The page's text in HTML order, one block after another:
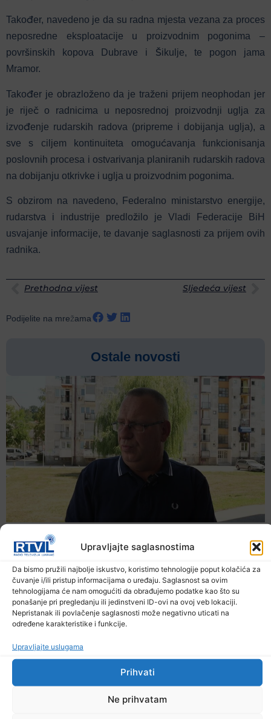
Upravljajte saglasnostima
Da bismo pružili najbolje iskustvo, koristimo tehnologije poput kolačića za
čuvanje i/ili pristup informacijama o uređaju. Saglasnost sa ovim
tehnologijama će nam omogućiti da obrađujemo podatke kao što su
ponašanje pri pregledanju ili jedinstveni ID-ovi na ovoj veb lokaciji.
Nepristanak ili povlačenje saglasnosti može negativno uticati na
određene karakteristike i funkcije.
Upravljajte uslugama
Prihvati
Ne prihvatam
Također, navedeno je da su radna mjesta vezana za proces
neposredne eksploatacije u proizvodnim pogonima –
površinskih kopova Dubrave i Šikulje, te pogon jama
Mramor.
Također je obrazloženo da je traženi prijem neophodan jer
je riječ o radnicima u neposrednoj proizvodnji uglja za
izvođenje rudarskih radova (pripreme i dobijanja uglja), a
sve s ciljem kontinuiteta omogućavanja funkcionisanja
poslovnih procesa i ostvarivanja planiranih rudarskih radova
na dobijanju otkrivke i uglja u proizvodnim pogonima.
S obzirom na navedeno, Federalno ministarstvo energije,
rudarstva i industrije predložilo je Vladi Federacije BiH
usvajanje informacije, te davanje saglasnosti za prijem ovih
radnika.
Prethodna vijest Sljedeća vijest
Podijelite na mrežama
Ostale novosti
Ekstremne ljetne temperature teško pogađaju i
životinje